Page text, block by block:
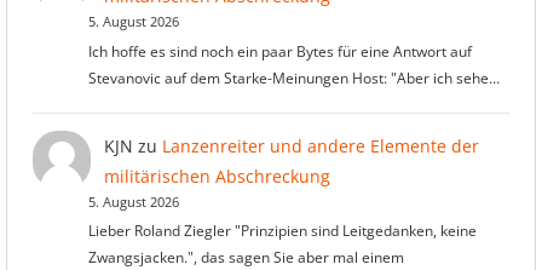
5. August 2026
Ich hoffe es sind noch ein paar Bytes für eine Antwort auf
Stevanovic auf dem Starke-Meinungen Host: "Aber ich sehe…
KJN zu Lanzenreiter und andere Elemente der
militärischen Abschreckung
5. August 2026
Lieber Roland Ziegler "Prinzipien sind Leitgedanken, keine
Zwangsjacken.", das sagen Sie aber mal einem